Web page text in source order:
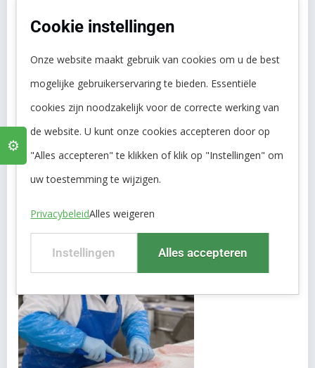
Cookie instellingen
Onze website maakt gebruik van cookies om u de best
mogelijke gebruikerservaring te bieden. Essentiële
cookies zijn noodzakelijk voor de correcte werking van
de website. U kunt onze cookies accepteren door op
"Alles accepteren" te klikken of klik op "Instellingen" om
uw toestemming te wijzigen.
PrivacybeleidAlles weigeren
Instellingen Alles accepteren
⚙️